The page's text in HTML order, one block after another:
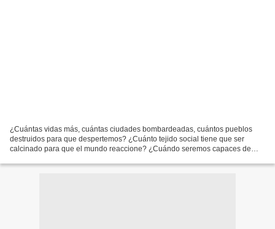
¿Cuántas vidas más, cuántas ciudades bombardeadas, cuántos pueblos
destruidos para que despertemos? ¿Cuánto tejido social tiene que ser
calcinado para que el mundo reaccione? ¿Cuándo seremos capaces de